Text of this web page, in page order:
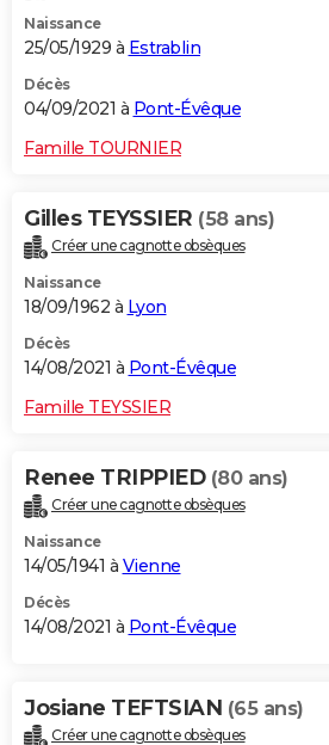
Naissance
25/05/1929 à Estrablin
Décès
04/09/2021 à Pont-Évêque
Famille TOURNIER
Gilles TEYSSIER (58 ans)
Créer une cagnotte obsèques
Naissance
18/09/1962 à Lyon
Décès
14/08/2021 à Pont-Évêque
Famille TEYSSIER
Renee TRIPPIED (80 ans)
Créer une cagnotte obsèques
Naissance
14/05/1941 à Vienne
Décès
14/08/2021 à Pont-Évêque
Josiane TEFTSIAN (65 ans)
Créer une cagnotte obsèques